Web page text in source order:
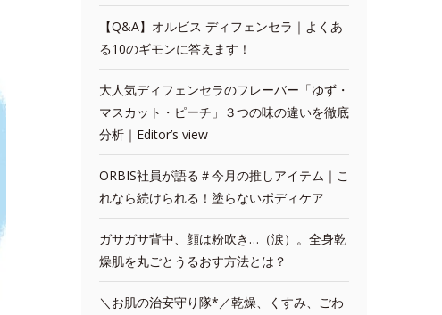
【Q&A】オルビス ディフェンセラ｜よくあ
る10のギモンに答えます！
大人気ディフェンセラのフレーバー「ゆず・
マスカット・ピーチ」３つの味の違いを徹底
分析｜Editor’s view
ORBIS社員が語る＃今月の推しアイテム｜こ
れなら続けられる！塗らないボディケア
ガサガサ背中、顔は粉吹き…（涙）。全身乾
燥肌を丸ごとうるおす方法とは？
＼お肌の治安守り隊*／乾燥、くすみ、ごわ